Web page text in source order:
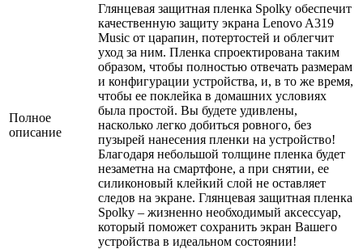
Полное
описание
Глянцевая защитная пленка Spolky обеспечит
качественную защиту экрана Lenovo A319
Music от царапин, потертостей и облегчит
уход за ним. Пленка спроектирована таким
образом, чтобы полностью отвечать размерам
и конфигурации устройства, и, в то же время,
чтобы ее поклейка в домашних условиях
была простой. Вы будете удивлены,
насколько легко добиться ровного, без
пузырей нанесения пленки на устройство!
Благодаря небольшой толщине пленка будет
незаметна на смартфоне, а при снятии, ее
силиконовый клейкий слой не оставляет
следов на экране. Глянцевая защитная пленка
Spolky – жизненно необходимый аксессуар,
который поможет сохранить экран Вашего
устройства в идеальном состоянии!